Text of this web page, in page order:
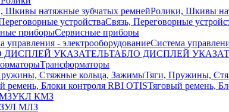
Ролики, Шкивы
Связь, Переговорные
Сервисные приборы
Система
ТАБЛО ДИСПЛЕЙ
Трансформаторы
Тяги, Пружины,
Тяговый ремень,
УКЛ КМЗ
УЛ МЛЗ